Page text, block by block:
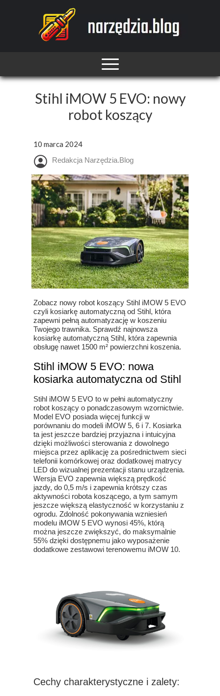
Stihl iMOW 5 EVO: nowy
robot koszący
10 marca 2024
Redakcja Narzędzia.Blog
Zobacz nowy robot koszący Stihl iMOW 5 EVO
czyli kosiarkę automatyczną od Stihl, która
zapewni pełną automatyzację w koszeniu
Twojego trawnika. Sprawdź najnowsza
kosiarkę automatyczną Stihl, która zapewnia
obsługę nawet 1500 m² powierzchni koszenia.
Stihl iMOW 5 EVO: nowa
kosiarka automatyczna od Stihl
Stihl iMOW 5 EVO to w pełni automatyczny
robot koszący o ponadczasowym wzornictwie.
Model EVO posiada więcej funkcji w
porównaniu do modeli iMOW 5, 6 i 7. Kosiarka
ta jest jeszcze bardziej przyjazna i intuicyjna
dzięki możliwości sterowania z dowolnego
miejsca przez aplikację za pośrednictwem sieci
telefonii komórkowej oraz dodatkowej matrycy
LED do wizualnej prezentacji stanu urządzenia.
Wersja EVO zapewnia większą prędkość
jazdy, do 0,5 m/s i zapewnia krótszy czas
aktywności robota koszącego, a tym samym
jeszcze większą elastyczność w korzystaniu z
ogrodu. Zdolność pokonywania wzniesień
modelu iMOW 5 EVO wynosi 45%, którą
można jeszcze zwiększyć, do maksymalnie
55% dzięki dostępnemu jako wyposażenie
dodatkowe zestawowi terenowemu iMOW 10.
Cechy charakterystyczne i zalety: